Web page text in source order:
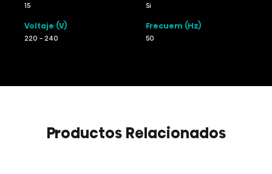
15 Si
Voltaje (V)
220 - 240
Frecuem (Hz)
50
Productos Relacionados